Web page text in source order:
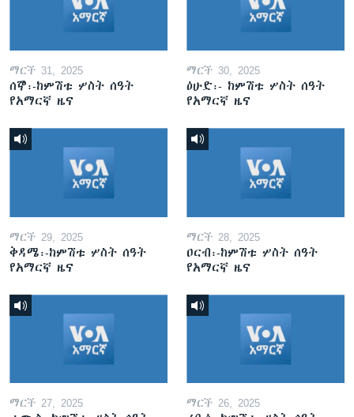
ማርች 31, 2025
ሰኞ፡-ከምሽቱ ሦስት ሰዓት
የአማርኛ ዜና
ማርች 30, 2025
ዕሁድ፡- ከምሽቱ ሦስት ሰዓት
የአማርኛ ዜና
ማርች 29, 2025
ቅዳሜ፡-ከምሽቱ ሦስት ሰዓት
የአማርኛ ዜና
ማርች 28, 2025
ዐርብ፡-ከምሽቱ ሦስት ሰዓት
የአማርኛ ዜና
ማርች 27, 2025 ማርች 26, 2025